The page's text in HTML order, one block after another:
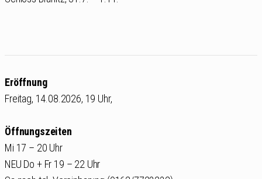
Eröffnung
Freitag, 14.08.2026, 19 Uhr,
Öffnungszeiten
Mi 17 – 20 Uhr
NEU Do + Fr 19 – 22 Uhr